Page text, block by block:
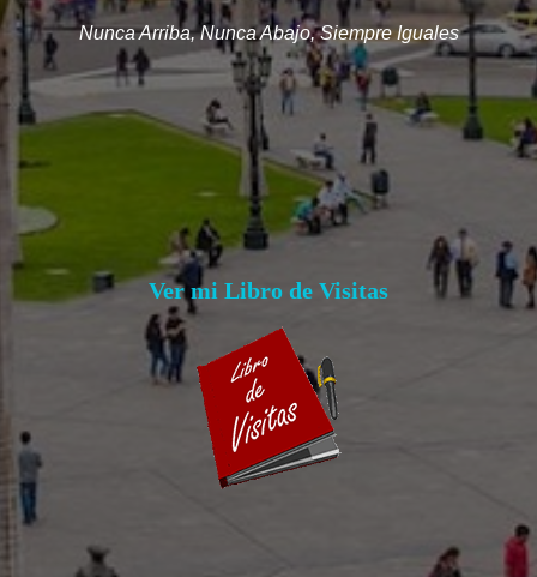
Nunca Arriba, Nunca Abajo, Siempre Iguales
Ver mi Libro de Visitas